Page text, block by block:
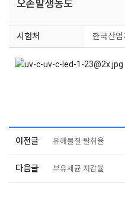
오존발생농도
시험처 한국산
이전글 유해물질 탈취율
다음글 부유세균 저감율